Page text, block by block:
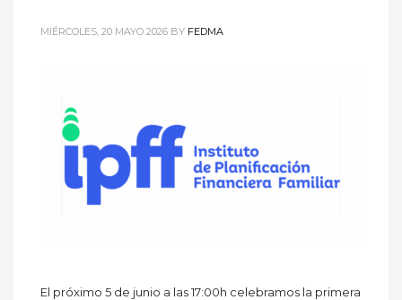
MIÉRCOLES, 20 MAYO 2026 BY FEDMA
El próximo 5 de junio a las 17:00h celebramos la primera